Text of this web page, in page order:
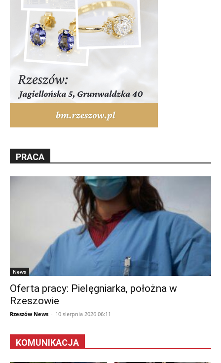
PRACA
News
Oferta pracy: Pielęgniarka, położna w
Rzeszowie
Rzeszów News - 10 sierpnia 2026 06:11
KOMUNIKACJA